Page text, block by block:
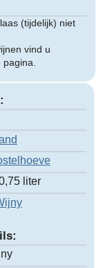
(tijdelijk) niet
vind u
pagina.
liter